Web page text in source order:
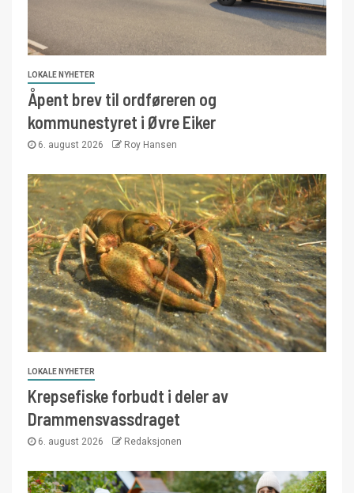
LOKALE NYHETER
Åpent brev til ordføreren og
kommunestyret i Øvre Eiker
6. august 2026 Roy Hansen
LOKALE NYHETER
Krepsefiske forbudt i deler av
Drammensvassdraget
6. august 2026 Redaksjonen